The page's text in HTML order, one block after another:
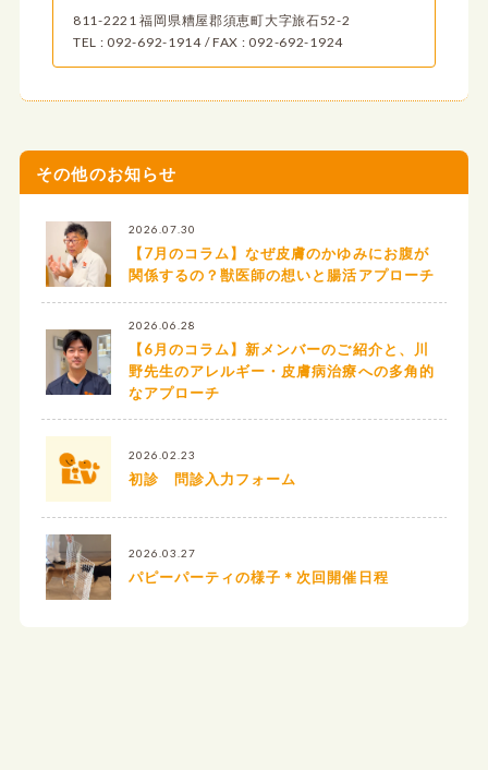
811-2221 福岡県糟屋郡須恵町大字旅石52-2
TEL : 092-692-1914 / FAX : 092-692-1924
その他のお知らせ
2026.07.30
【7月のコラム】なぜ皮膚のかゆみにお腹が
関係するの？獣医師の想いと腸活アプローチ
2026.06.28
【6月のコラム】新メンバーのご紹介と、川
野先生のアレルギー・皮膚病治療への多角的
なアプローチ
2026.02.23
初診 問診入力フォーム
2026.03.27
パピーパーティの様子＊次回開催日程